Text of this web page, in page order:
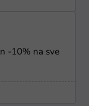
-10% na sve